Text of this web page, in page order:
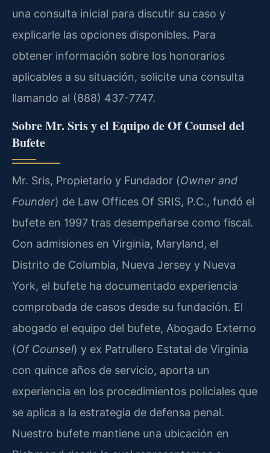
una consulta inicial para discutir su caso y
explicarle las opciones disponibles. Para
obtener información sobre los honorarios
aplicables a su situación, solicite una consulta
llamando al (888) 437-7747.
Sobre Mr. Sris y el Equipo de Of Counsel del
Bufete
Mr. Sris, Propietario y Fundador (Owner and
Founder) de Law Offices Of SRIS, P.C., fundó el
bufete en 1997 tras desempeñarse como fiscal.
Con admisiones en Virginia, Maryland, el
Distrito de Columbia, Nueva Jersey y Nueva
York, el bufete ha documentado experiencia
comprobada de casos desde su fundación. El
abogado el equipo del bufete, Abogado Externo
(Of Counsel) y ex Patrullero Estatal de Virginia
con quince años de servicio, aporta un
experiencia en los procedimientos policiales que
se aplica a la estrategia de defensa penal.
Nuestro bufete mantiene una ubicación en